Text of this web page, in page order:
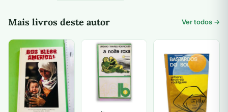
Mais livros deste autor Ver todos →